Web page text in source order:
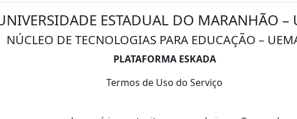
ESTADUAL DO MARANHÃO –
NÚCLEO DE TECNOLOGIAS PARA EDUCAÇÃO –
PLATAFORMA ESKADA
Termos de Uso do Serviço